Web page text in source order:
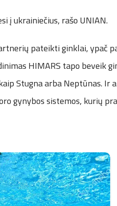
į ukrainiečius, rašo UNIAN.
pateikti ginklai, ypač
HIMARS tapo beveik
Stugna arba Neptūnas. Ir
gynybos sistemos, kurių